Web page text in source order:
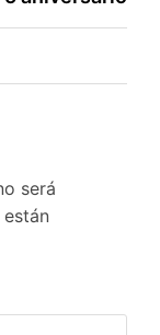
será